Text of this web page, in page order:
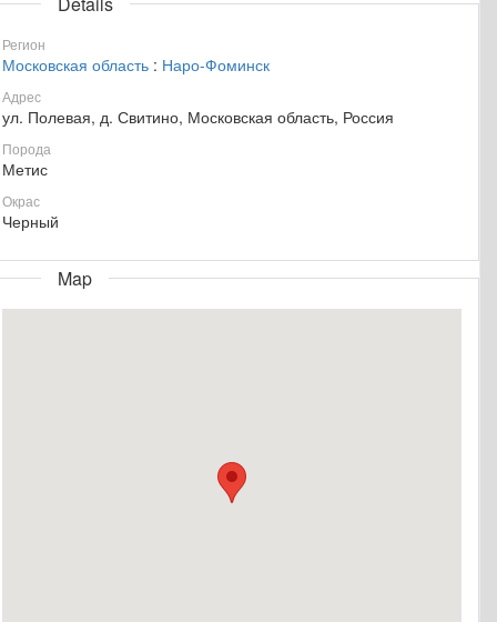
Регион
Московская область : Наро-Фоминск
Адрес
ул. Полевая, д. Свитино, Московская область, Россия
Порода
Метис
Окрас
Черный
Map